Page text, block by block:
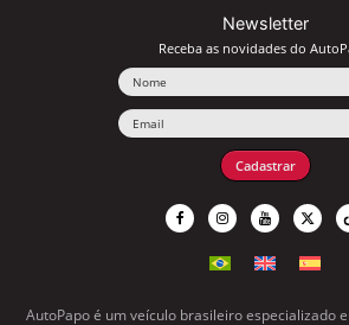
Newsletter
Receba as novidades do
Cadastrar
AutoPapo é um veículo brasileiro especializado